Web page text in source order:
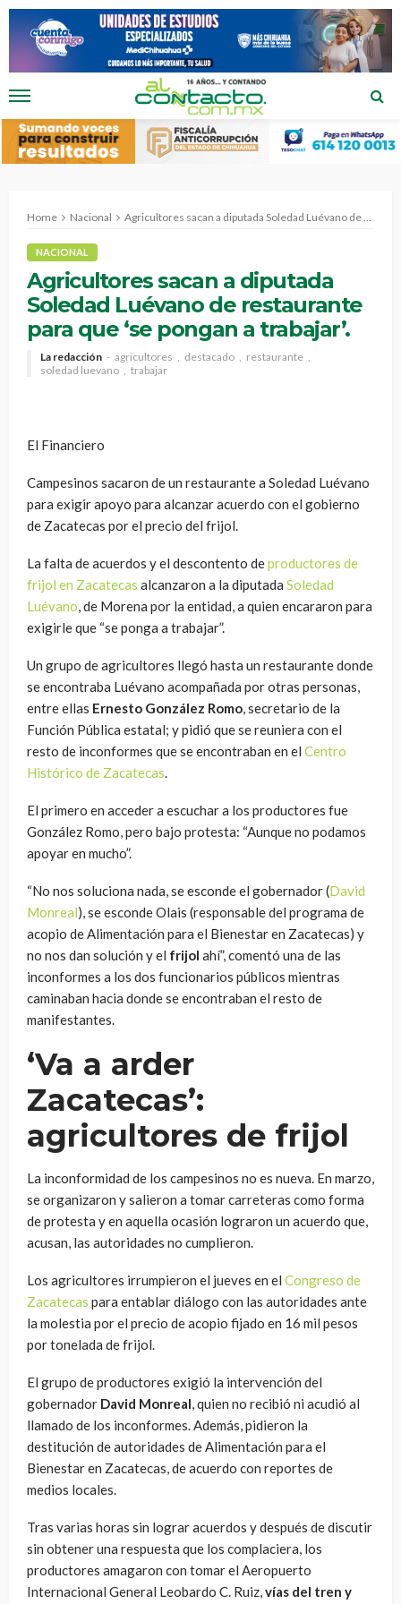
Home Nacional Agricultores sacan a diputada Soledad Luévano de restaurante para que ‘se pongan a trabajar’.
NACIONAL
Agricultores sacan a diputada
Soledad Luévano de restaurante
para que ‘se pongan a trabajar’.
La redacción agricultores destacado
restaurante
soledad luevano
trabajar
El Financiero
Campesinos sacaron de un restaurante a Soledad Luévano
para exigir apoyo para alcanzar acuerdo con el gobierno
de Zacatecas por el precio del frijol.
La falta de acuerdos y el descontento deproductores de
frijol en Zacatecas alcanzaron a la diputada Soledad
Luévano, de Morena por la entidad, a quien encararon para
exigirle que “se ponga a trabajar”.
Un grupo de agricultores llegó hasta un restaurante donde
se encontraba Luévano acompañada por otras personas,
entre ellas Ernesto González Romo, secretario de la
Función Pública estatal; y pidió que se reuniera con el
resto de inconformes que se encontraban en el Centro
Histórico de Zacatecas.
El primero en acceder a escuchar a los productores fue
González Romo, pero bajo protesta: “Aunque no podamos
apoyar en mucho”.
“No nos soluciona nada, se esconde el gobernador (David
Monreal), se esconde Olais (responsable del programa de
acopio de Alimentación para el Bienestar en Zacatecas) y
no nos dan solución y el frijol ahí”, comentó una de las
inconformes a los dos funcionarios públicos mientras
caminaban hacia donde se encontraban el resto de
manifestantes.
‘Va a arder
Zacatecas’:
agricultores de frijol
La inconformidad de los campesinos no es nueva. En marzo,
se organizaron y salieron a tomar carreteras como forma
de protesta y en aquella ocasión lograron un acuerdo que,
acusan, las autoridades no cumplieron.
Los agricultores irrumpieron el jueves en el Congreso de
Zacatecas para entablar diálogo con las autoridades ante
la molestia por el precio de acopio fijado en 16 mil pesos
por tonelada de frijol.
El grupo de productores exigió la intervención del
gobernador David Monreal, quien no recibió ni acudió al
llamado de los inconformes. Además, pidieron la
destitución de autoridades de Alimentación para el
Bienestar en Zacatecas, de acuerdo con reportes de
medios locales.
Tras varias horas sin lograr acuerdos y después de discutir
sin obtener una respuesta que los complaciera, los
productores amagaron con tomar el Aeropuerto
Internacional General Leobardo C. Ruiz,vías del tren y